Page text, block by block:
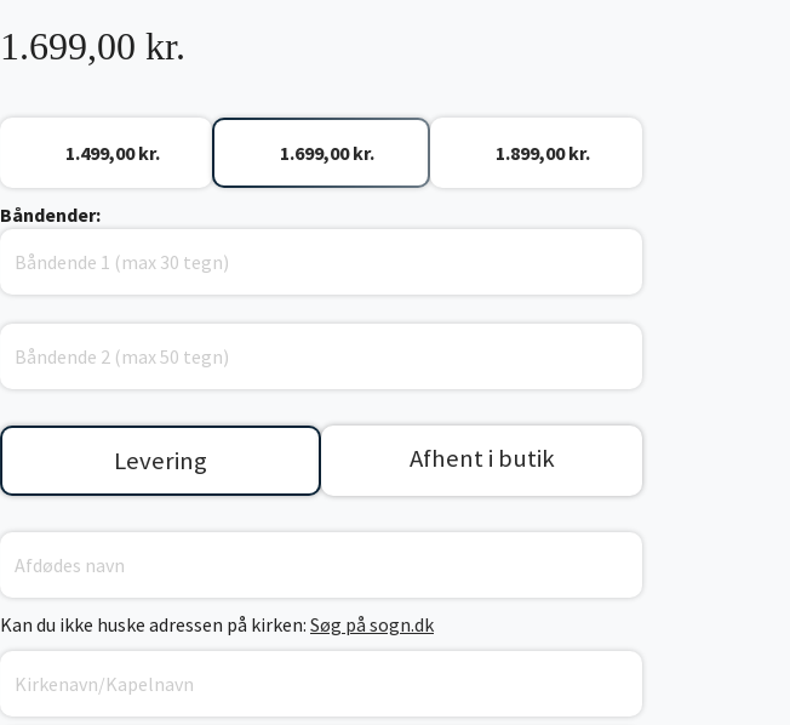
1.699,00 kr.
1.499,00 kr. 1.699,00 kr. 1.899,00 kr.
Båndender:
Levering Afhent i butik
Kan du ikke huske adressen på kirken: Søg på sogn.dk